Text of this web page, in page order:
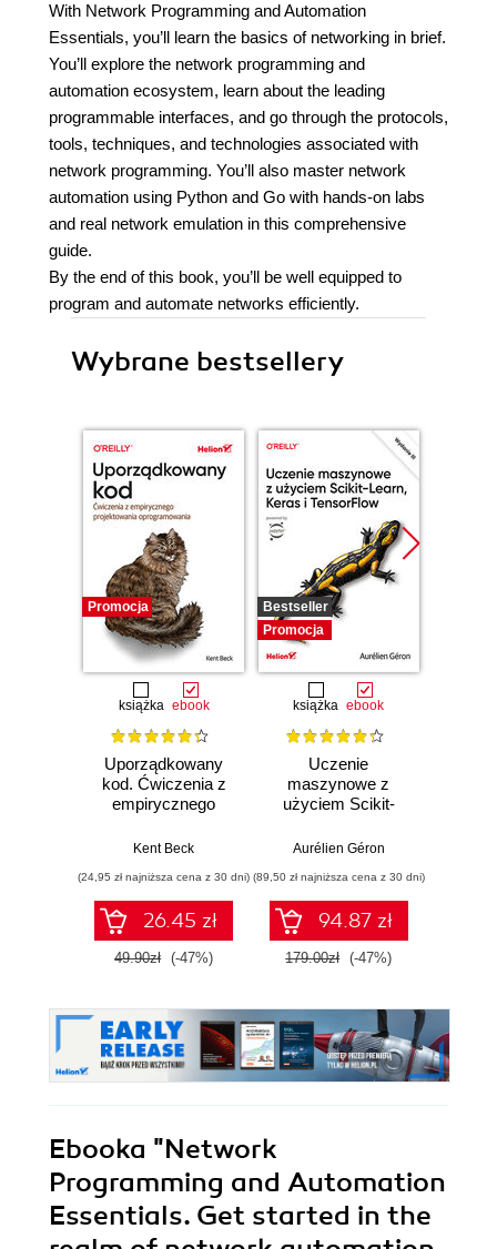
With Network Programming and Automation
Essentials, you’ll learn the basics of networking in brief.
You’ll explore the network programming and
automation ecosystem, learn about the leading
programmable interfaces, and go through the protocols,
tools, techniques, and technologies associated with
network programming. You’ll also master network
automation using Python and Go with hands-on labs
and real network emulation in this comprehensive
guide.
By the end of this book, you’ll be well equipped to
program and automate networks efficiently.
Wybrane bestsellery
Promocja
książka ebook
Uporządkowany
kod. Ćwiczenia z
empirycznego
oprogramowania
Kent Beck
(24,95 zł najniższa cena z 30 dni)
26.45 zł
49.90zł (-47%)
Bestseller
Promocja
książka ebook
Uczenie
maszynowe z
użyciem Scikit-
TensorFlow.
Aurélien Géron
(89,50 zł najniższa cena z 30 dni)
94.87 zł
179.00zł (-47%)
Ebooka "Network
Programming and Automation
Essentials. Get started in the